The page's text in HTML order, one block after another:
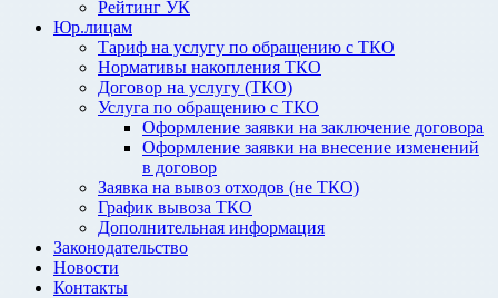
Рейтинг УК
Юр.лицам
Тариф на услугу по обращению с ТКО
Нормативы накопления ТКО
Договор на услугу (ТКО)
Услуга по обращению с ТКО
Оформление заявки на заключение договора
Оформление заявки на внесение изменений
в договор
Заявка на вывоз отходов (не ТКО)
График вывоза ТКО
Дополнительная информация
Законодательство
Новости
Контакты